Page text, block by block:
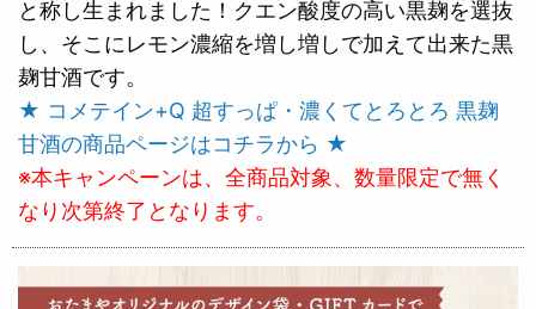
と称し生まれました！クエン酸度の高い黒麹を選抜
し、そこにレモン濃縮を増し増しで加えて出来た黒
麹甘酒です。
★ コメテイン+Q 超すっぱ・濃くてとろとろ 黒麹
甘酒の商品ページはコチラから ★
※本キャンペーンは、全商品対象、数量限定で無く
なり次第終了となります。